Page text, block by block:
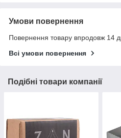
Умови повернення
Повернення товару впродовж 14
Всі умови повернення
Подібні товари компанії